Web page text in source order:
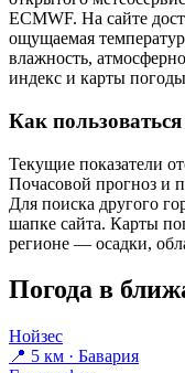
ECMWF. На сайте
ощущаемая
влажность,
индекс и карты
Как
Текущие показатели
Почасовой прогноз и
Для поиска другого
шапке сайта. Карты
регионе — осадки,
Погода в
Нойзес
📍 5 км · Бавария